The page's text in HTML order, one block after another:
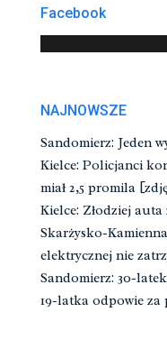
Facebook
NAJNOWSZE
Sandomierz: Jeden
Kielce: Policjanci
miał 2,5 promila
Kielce: Złodziej
Skarżysko-
elektrycznej nie
Sandomierz: 30-
19-latka odpowie za